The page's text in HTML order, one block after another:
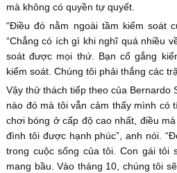
mà không có quyền tự quyết.
“Điều đó nằm ngoài tầm kiểm soát
“Chẳng có ích gì khi nghĩ quá nhiều
soát được mọi thứ. Bạn cố gắng
kiểm soát. Chúng tôi phải thắng các
Vậy thử thách tiếp theo của Bernardo
nào đó mà tôi vẫn cảm thấy mình có
chơi bóng ở cấp độ cao nhất, điều
đình tôi được hạnh phúc”, anh nói.
trong cuộc sống của tôi. Con gái tôi
mang bầu. Vào tháng 10, chúng tôi